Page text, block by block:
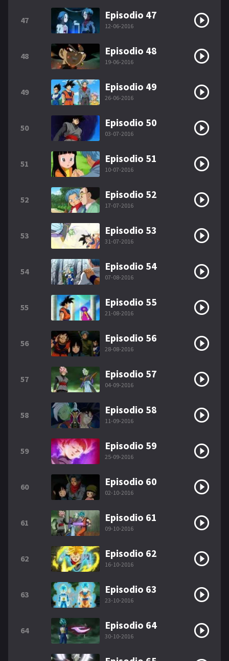
47 Episodio 47
12-06-2016
48 Episodio 48
19-06-2016
49 Episodio 49
26-06-2016
50 Episodio 50
03-07-2016
51 Episodio 51
10-07-2016
52 Episodio 52
17-07-2016
53 Episodio 53
31-07-2016
54 Episodio 54
07-08-2016
55 Episodio 55
21-08-2016
56 Episodio 56
28-08-2016
57 Episodio 57
04-09-2016
58 Episodio 58
11-09-2016
59 Episodio 59
25-09-2016
60 Episodio 60
02-10-2016
61 Episodio 61
09-10-2016
62 Episodio 62
16-10-2016
63 Episodio 63
23-10-2016
64 Episodio 64
30-10-2016